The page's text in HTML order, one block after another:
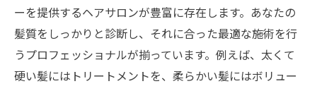
ーを提供するヘアサロンが豊富に存在します。あなたの
髪質をしっかりと診断し、それに合った最適な施術を行
うプロフェッショナルが揃っています。例えば、太くて
硬い髪にはトリートメントを、柔らかい髪にはボリュー